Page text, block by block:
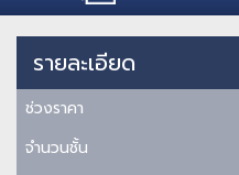
รายละเอียด
ช่วงราคา
จำนวนชั้น